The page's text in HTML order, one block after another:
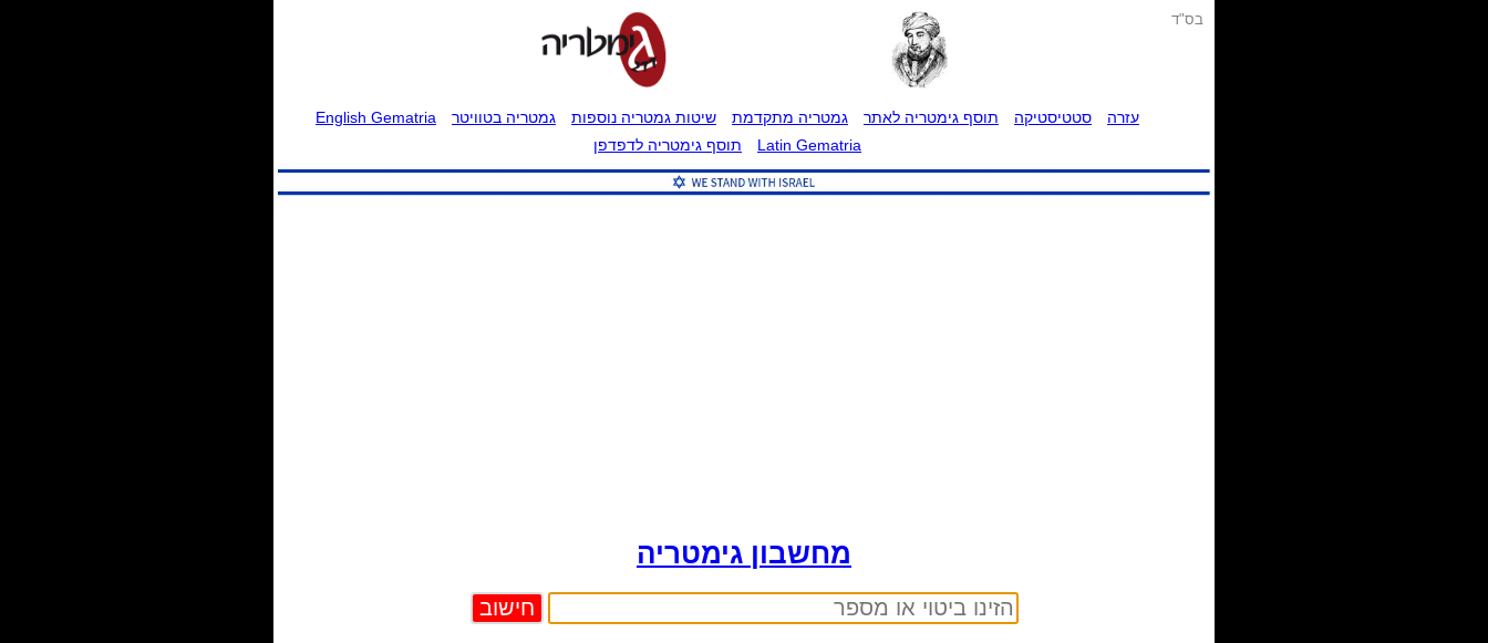
בס"ד
עזרה סטטיסטיקה תוסף גימטריה לאתר גמטריה מתקדמת שיטות גמטריה נוספות גמטריה בטוויטר
English Gematria
Latin Gematria
תוסף גימטריה לדפדפן
מחשבון גימטריה